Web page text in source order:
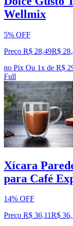
Wellmix
5% OFF
Preço R$ 28,49R$ 28,
no Pix Ou 1x de R$
Full
Xícara
para Café
14% OFF
Preço R$ 36,11R$ 36,